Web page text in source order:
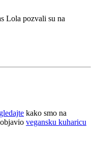
Lola pozvali su na
kako smo na
vegansku kuharicu